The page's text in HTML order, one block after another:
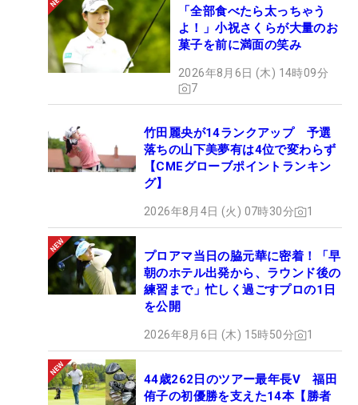
「全部食べたら太っちゃう
よ！」小祝さくらが大量のお
菓子を前に満面の笑み
2026年8月6日 (木) 14時09分
7
竹田麗央が14ランクアップ 予選
落ちの山下美夢有は4位で変わらず
【CMEグローブポイントランキン
グ】
2026年8月4日 (火) 07時30分 1
プロアマ当日の脇元華に密着！「早
朝のホテル出発から、ラウンド後の
練習まで」忙しく過ごすプロの1日
を公開
2026年8月6日 (木) 15時50分 1
44歳262日のツアー最年長V 福田
侑子の初優勝を支えた14本【勝者